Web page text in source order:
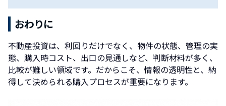
おわりに
不動産投資は、利回りだけでなく、物件の状態、管理の実
態、購入時コスト、出口の見通しなど、判断材料が多く、
比較が難しい領域です。だからこそ、情報の透明性と、納
得して決められる購入プロセスが重要になります。